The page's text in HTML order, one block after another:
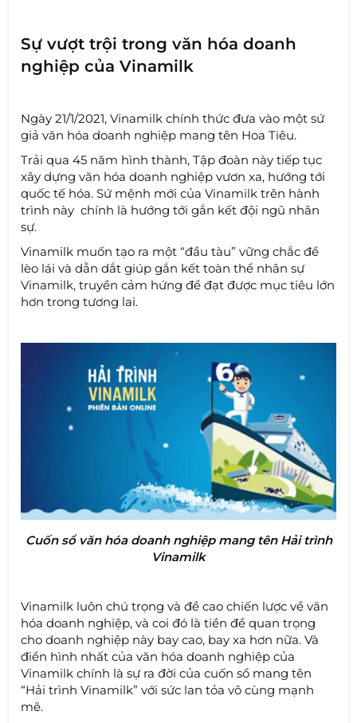
Sự vượt trội trong văn hóa doanh
nghiệp của Vinamilk
Ngày 21/1/2021, Vinamilk chính thức đưa vào một sứ
giả văn hóa doanh nghiệp mang tên Hoa Tiêu.
Trải qua 45 năm hình thành, Tập đoàn này tiếp tục
xây dựng văn hóa doanh nghiệp vươn xa, hướng tới
quốc tế hóa. Sứ mệnh mới của Vinamilk trên hành
trình này chính là hướng tới gắn kết đội ngũ nhân
sự.
Vinamilk muốn tạo ra một “đầu tàu” vững chắc để
lèo lái và dẫn dắt giúp gắn kết toàn thể nhân sự
Vinamilk, truyền cảm hứng để đạt được mục tiêu lớn
hơn trong tương lai.
Cuốn sổ văn hóa doanh nghiệp mang tên Hải trình
Vinamilk
Vinamilk luôn chú trọng và đề cao chiến lược về văn
hóa doanh nghiệp, và coi đó là tiền đề quan trọng
cho doanh nghiệp này bay cao, bay xa hơn nữa. Và
điển hình nhất của văn hóa doanh nghiệp của
Vinamilk chính là sự ra đời của cuốn sổ mang tên
“Hải trình Vinamilk” với sức lan tỏa vô cùng mạnh
mẽ.